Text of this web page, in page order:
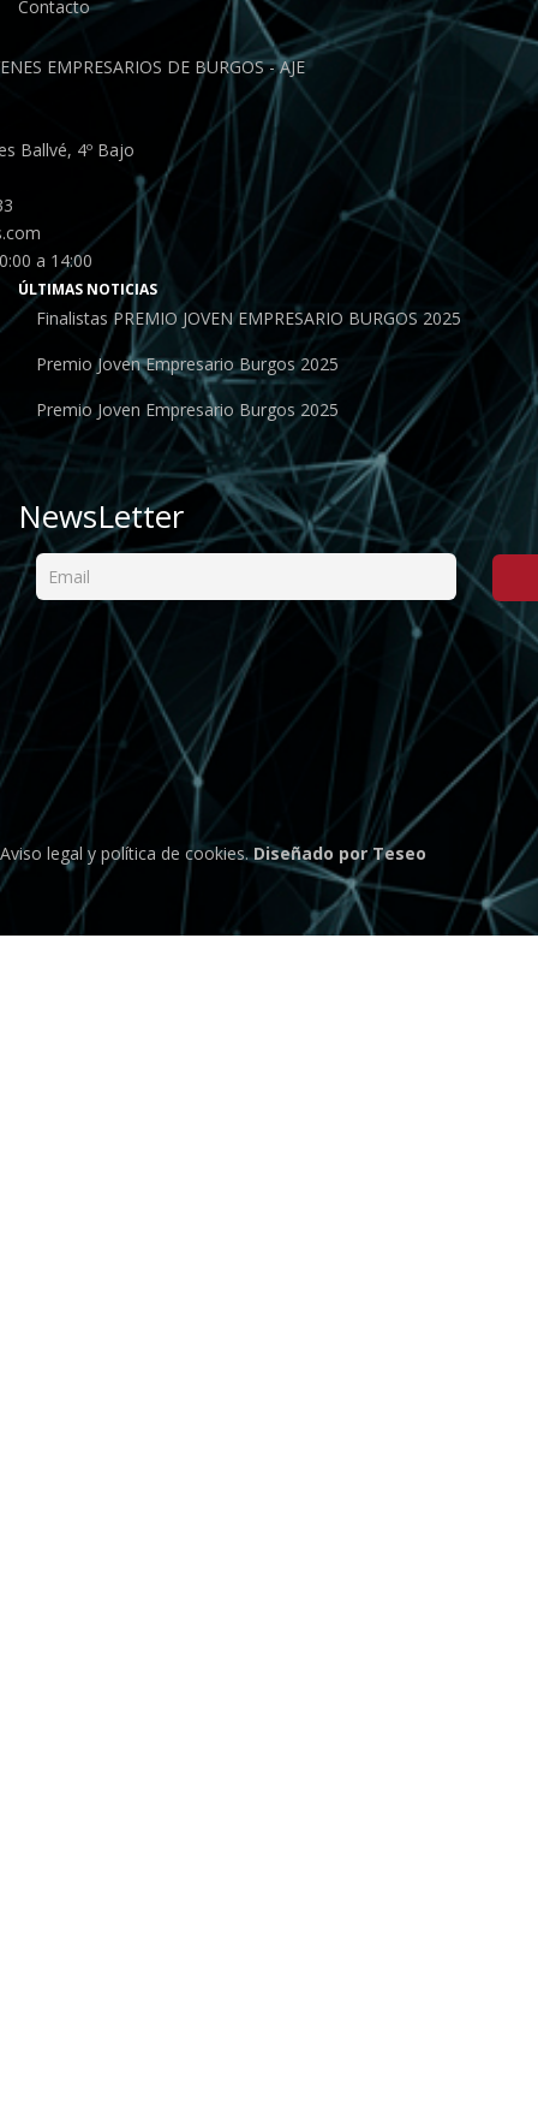
Contacto
EMPRESARIOS DE BURGOS - AJE
Ballvé, 4º Bajo
a 14:00
ÚLTIMAS NOTICIAS
Finalistas PREMIO JOVEN EMPRESARIO BURGOS 2025
Premio Joven Empresario Burgos 2025
Premio Joven Empresario Burgos 2025
NewsLetter
Aviso legal y política de cookies.Diseñado por Teseo